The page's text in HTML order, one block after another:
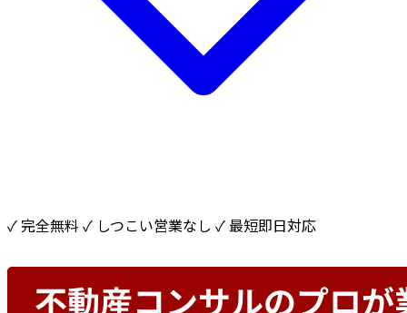
✓ 完全無料 ✓ しつこい営業なし ✓ 最短即日対応